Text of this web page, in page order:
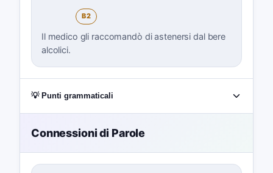
B2
Il medico gli raccomandò di astenersi dal bere
alcolici.
💡 Punti grammaticali
Connessioni di Parole